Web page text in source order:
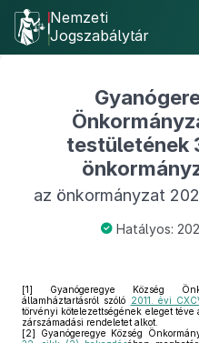
Nemzeti
Jogszabálytár
testületének
az önkormányzat
Hatályos:
[1] Gyanógeregye Község
államháztartásról szóló 2011. évi
törvényi kötelezettségének eleget
zárszámadási rendeletet alkot.
[2] Gyanógeregye Község